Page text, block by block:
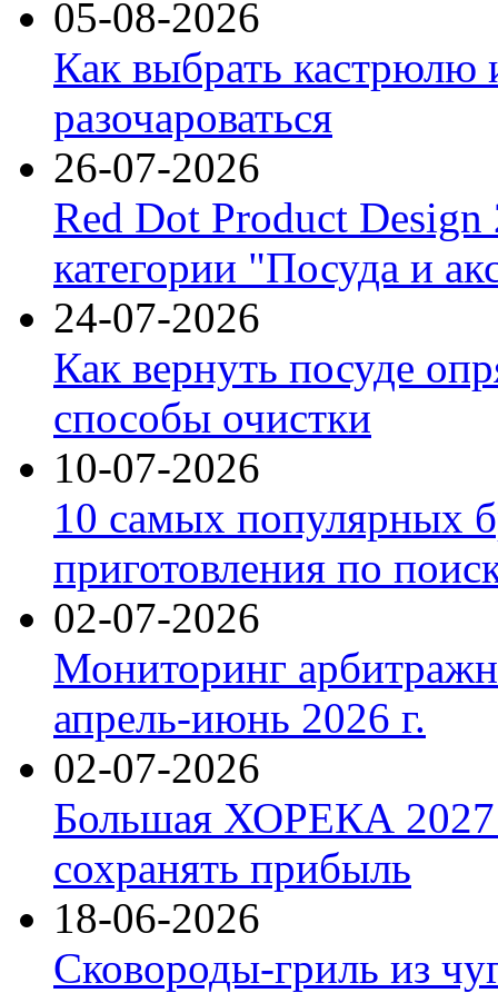
05-08-2026
Как выбрать кастрюлю
разочароваться
26-07-2026
Red Dot Product Design
категории "Посуда и
24-07-2026
Как вернуть посуде
способы очистки
10-07-2026
10 самых популярных
приготовления по
02-07-2026
Мониторинг
апрель-июнь 2026 г.
02-07-2026
Большая ХОРЕКА 2027:
сохранять прибыль
18-06-2026
Сковороды-гриль из